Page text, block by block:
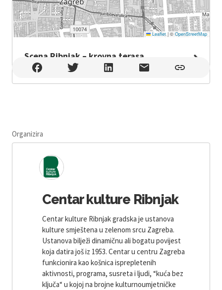
Leaflet |© OpenStreetMap
Scena Ribnjak – krovna terasa
Scena Ribnjak – krovna terasa , Zagreb
Organizira
Centar kulture Ribnjak
Centar kulture Ribnjak gradska je ustanova
kulture smještena u zelenom srcu Zagreba.
Ustanova bilježi dinamičnu ali bogatu povijest
koja datira još iz 1953. Centar u centru Zagreba
funkcionira kao košnica isprepletenih
aktivnosti, programa, susreta i ljudi, “kuća bez
ključa“ u kojoj na brojne kulturnoumjetničke